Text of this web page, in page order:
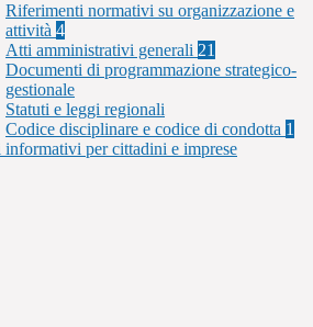
Riferimenti normativi su organizzazione e
attività 4
Atti amministrativi generali 21
Documenti di programmazione strategico-
gestionale
Statuti e leggi regionali
Codice disciplinare e codice di condotta 1
informativi per cittadini e imprese